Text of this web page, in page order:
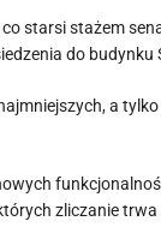
starsi stażem
do budynku
a tylko
zliczanie